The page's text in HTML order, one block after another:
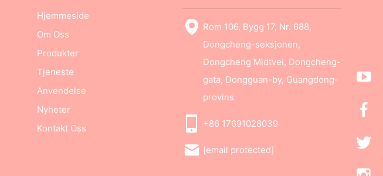
Hjemmeside
Om Oss
Produkter
Tjeneste
Anvendelse
Nyheter
Kontakt Oss
Rom 106, Bygg 17, Nr. 688,
Dongcheng-seksjonen,
Dongcheng Midtvei, Dongcheng-
gata, Dongguan-by, Guangdong-
provins
+86 17691028039
[email protected]